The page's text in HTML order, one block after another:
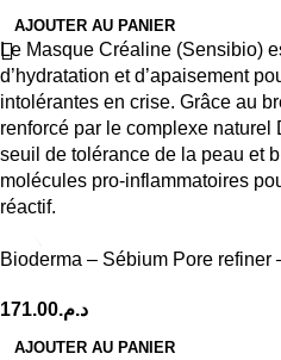
AJOUTER AU PANIER
Le Masque Créaline (Sensibio)
d’hydratation et d’apaisement
intolérantes en crise. Grâce au
renforcé par le complexe
seuil de tolérance de la peau et
molécules pro-inflammatoires
réactif.
Bioderma – Sébium Pore refiner
د.م.171.00
AJOUTER AU PANIER